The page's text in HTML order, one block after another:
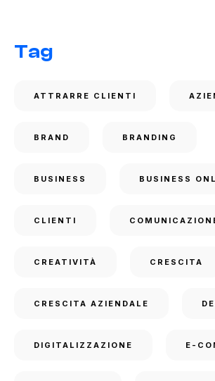
Tag
ATTRARRE CLIENTI
BRAND BRANDING
BUSINESS BUSINESS
CLIENTI
CREATIVITÀ CRESCITA
CRESCITA AZIENDALE
DIGITALIZZAZIONE E-